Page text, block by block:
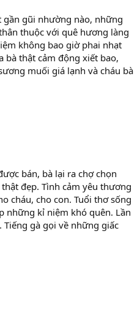
gũi nhường nào, những
thuộc với quê hương làng
không bao giờ phai nhạt
thật cảm động xiết bao,
muối giá lạnh và cháu bà
bán, bà lại ra chợ chọn
đẹp. Tình cảm yêu thương
cháu, cho con. Tuổi thơ sống
những kỉ niệm khó quên. Lần
gà gọi về những giấc